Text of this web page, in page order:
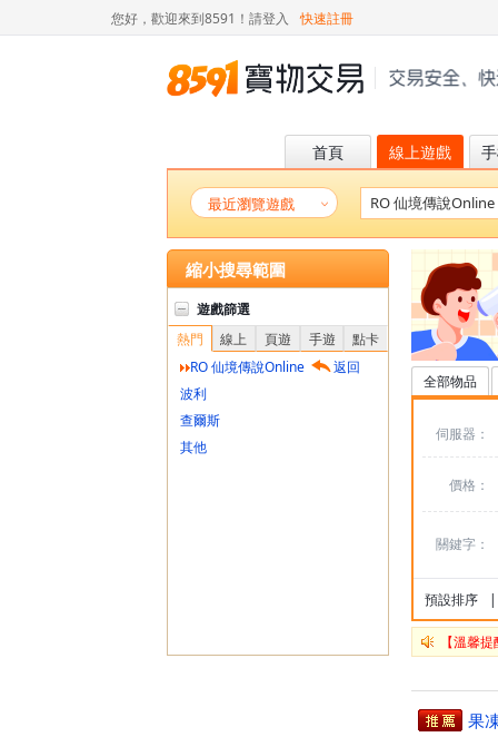
您好，歡迎來到8591！ 請登入 快速註冊
首頁 線上遊戲
最近瀏覽遊戲
縮小搜尋範圍
遊戲篩選
熱門
線上 頁遊 手遊
點卡
RO 仙境傳說Online
返回
波利
查爾斯
其他
全部物品
伺服器：
價格：
關鍵字：
預設排序 |
【溫馨
果